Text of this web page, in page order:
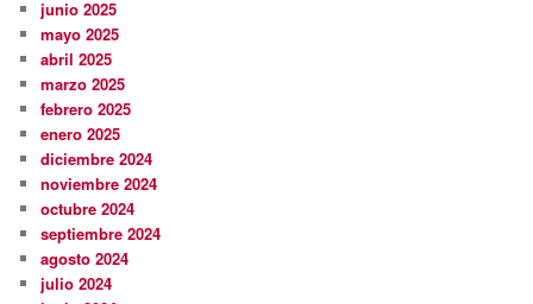
junio 2025
mayo 2025
abril 2025
marzo 2025
febrero 2025
enero 2025
diciembre 2024
noviembre 2024
octubre 2024
septiembre 2024
agosto 2024
julio 2024